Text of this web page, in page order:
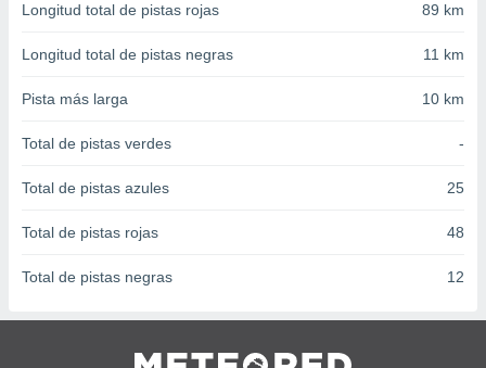
1199
Longitud total de pistas rojas 89 km
Longitud total de pistas negras 11 km
Pista más larga 10 km
Total de pistas verdes -
Total de pistas azules 25
Total de pistas rojas 48
Total de pistas negras 12